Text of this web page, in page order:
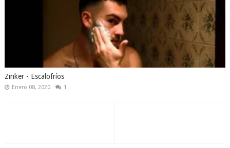
Zinker - Escalofríos
Enero 08, 2020 1